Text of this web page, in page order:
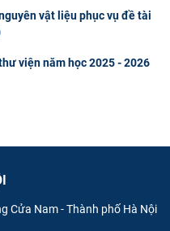
vật liệu phục vụ đề tài
viện năm học 2025 - 2026
Cửa Nam - Thành phố Hà Nội